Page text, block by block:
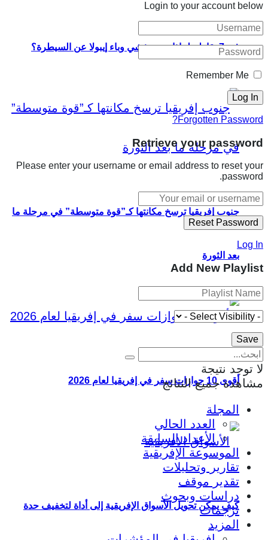
في 7 نقاط.. لماذا خرج تفشي وباء إيبولا عن السيطرة؟
جنوب إفريقيا ترسخ مكانتها كـ”قوة متوسطة” في مرحلة ما
بعد الثورة
أقوى 10 جوازات سفر في إفريقيا لعام 2026
كيف يمكن تحويل الأسواق الإفريقية إلى أداة لتخفيف حدة
Login to your account below
Remember Me
Forgotten Password?
Retrieve your password
Please enter your username or email address to reset your
password.
Log In
Add New Playlist
لا توجد نتيجة
مشاهدة جميع النتائج
المجلة
العدد الحالي
الأعداد السابقة
الموسوعة الإفريقية
تقارير وتحليلات
تقدير موقف
دراسات وبحوث
ترجمات
المزيد